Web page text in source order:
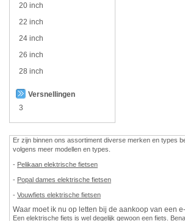
20 inch
22 inch
24 inch
26 inch
28 inch
Versnellingen
3
Er zijn binnen ons assortiment diverse merken en types
volgens meer modellen en types.
- Pelikaan elektrische fietsen
- Popal dames elektrische fietsen
- Vouwfiets elektrische fietsen
Waar moet ik nu op letten bij de aankoop van een
Een elektrische fiets is wel degelijk gewoon een fiets.